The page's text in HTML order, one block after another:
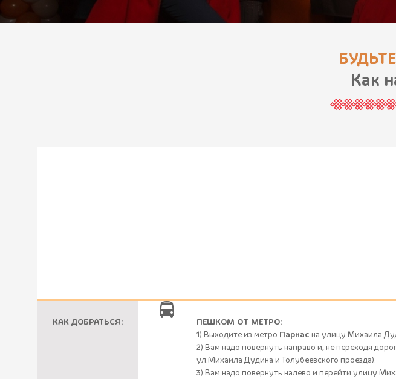
Как
КАК ДОБРАТЬСЯ:
ПЕШКОМ ОТ МЕТРО:
1) Выходите из метро Парнас на улицу Михаила
2) Вам надо повернуть направо и, не переходя
ул.Михаила Дудина и Толубеевского проезда).
3) Вам надо повернуть налево и перейти улицу